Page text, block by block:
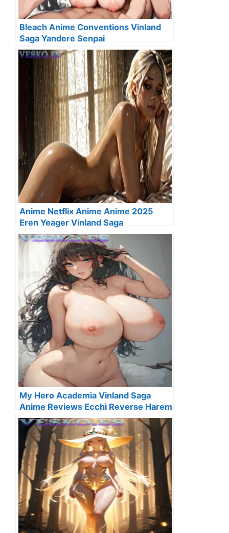
Bleach Anime Conventions Vinland
Saga Yandere Senpai
Anime Netflix Anime Anime 2025
Eren Yeager Vinland Saga
My Hero Academia Vinland Saga
Anime Reviews Ecchi Reverse Harem